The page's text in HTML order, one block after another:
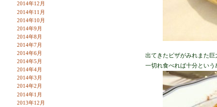
2014年12月
2014年11月
2014年10月
2014年9月
2014年8月
2014年7月
2014年6月
2014年5月
2014年4月
2014年3月
2014年2月
2014年1月
2013年12月
出てきたピザがみれまた巨
一切れ食べれば十分という